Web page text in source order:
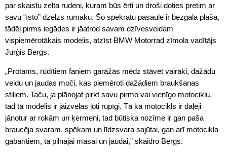
par skaistu zelta rudeni, kuram būs ērti un droši doties pretim ar
savu “īsto” dzelzs rumaku. Šo spēkratu pasaule ir bezgala plaša,
tādēļ pirms iegādes ir jāatrod savam dzīvesveidam
vispiemērotākais modelis, atzīst BMW Motorrad zīmola vadītājs
Jurģis Bergs.
„Protams, rūdītiem faniem garāžās mēdz stāvēt vairāki, dažādu
veidu un jaudas moči, kas piemēroti dažādiem braukšanas
stiliem. Taču, ja plānojat pirkt savu pirmo vai vienīgo motociklu,
tad tā modelis ir jāizvēlas ļoti rūpīgi. Tā kā motocikls ir daļēji
jānotur ar rokām un ķermeni, tad būtiska nozīme ir gan paša
braucēja svaram, spēkam un līdzsvara sajūtai, gan arī motocikla
gabarītiem, tā pilnajai masai un jaudai,” skaidro Bergs.